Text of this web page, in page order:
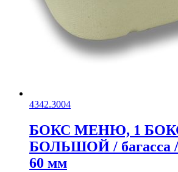
4342.3004
БОКС МЕНЮ, 1
БОЛЬШОЙ / багасса /
60 мм